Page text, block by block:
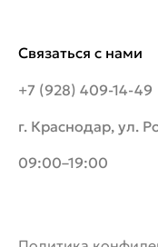
Связаться с нами
+7 (928) 409-14-49
г. Краснодар, ул.
09:00–19:00